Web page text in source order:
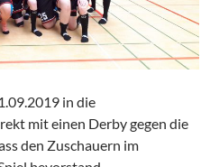
in die
mit einen Derby gegen die
den Zuschauern im